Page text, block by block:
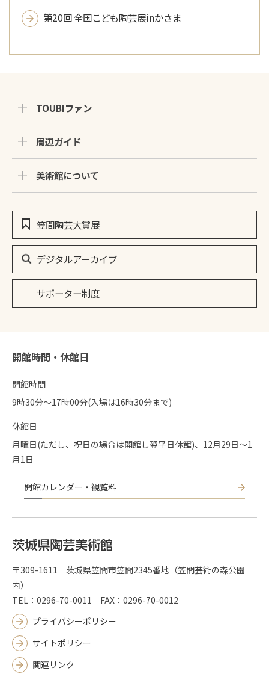
第20回 全国こども陶芸展inかさま
TOUBIファン
周辺ガイド
美術館について
笠間陶芸大賞展
デジタルアーカイブ
サポーター制度
開館時間・休館日
開館時間
9時30分〜17時00分(入場は16時30分まで)
休館日
月曜日(ただし、祝日の場合は開館し翌平日休館)、12月29日～1
月1日
開館カレンダー・観覧料
〒309-1611 茨城県笠間市笠間2345番地（笠間芸術の森公園
内）
TEL：0296-70-0011 FAX：0296-70-0012
プライバシーポリシー
サイトポリシー
関連リンク